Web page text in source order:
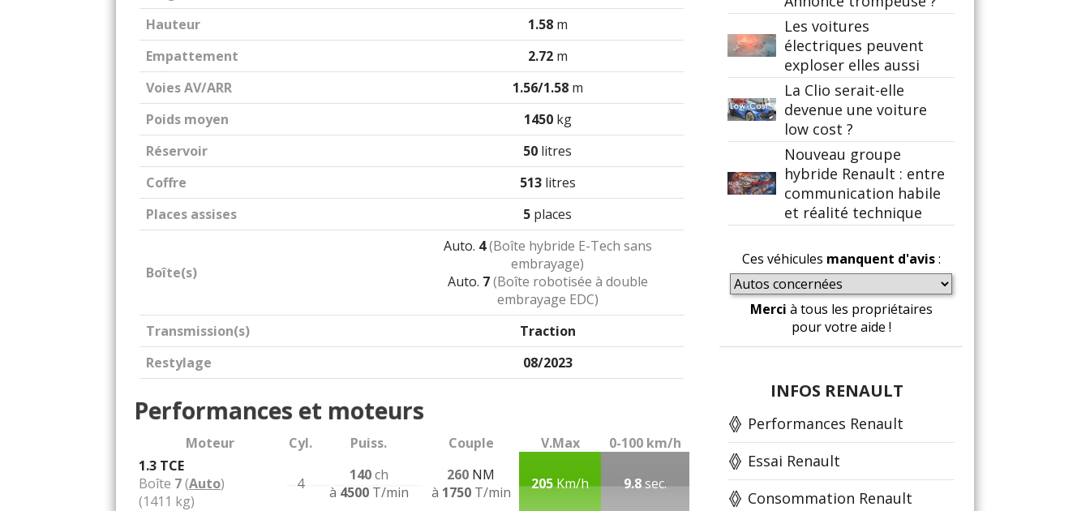
Hauteur
1.58m
Empattement
2.72m
Voies AV/ARR
1.56/1.58m
Poids moyen
1450kg
Réservoir
50 litres
Coffre
513litres
Places assises
5 places
Boîte(s)
Auto. 4 (Boîte hybride E-Tech sans
embrayage)
Auto. 7 (Boîte robotisée à double
embrayage EDC)
Transmission(s)
Traction
Restylage
08/2023
Performances et moteurs
Moteur Cyl. Puiss. Couple V.Max
0-100 km/h
1.3 TCE
Boîte 7(Auto)
(1411 kg)
4 140ch
à 4500T/min
260 NM
à 1750T/min 205Km/h 9.8sec.
Les voitures
électriques peuvent
exploser elles aussi
La Clio serait-elle
devenue une voiture
low cost ?
Nouveau groupe
hybride Renault : entre
communication habile
et réalité technique
Ces véhicules manquent d'avis:
Merci à tous les propriétaires
pour votre aide !
INFOS RENAULT
Performances Renault
Essai Renault
Consommation Renault